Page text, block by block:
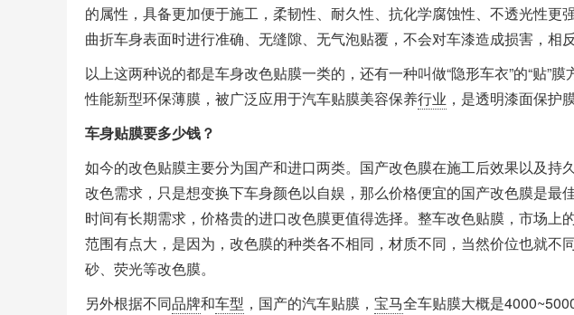
的属性，具备更加便于施工，柔韧性、耐久性、抗化学腐蚀性、不透光性更
曲折车身表面时进行准确、无缝隙、无气泡贴覆，不会对车漆造成损害，相
以上这两种说的都是车身改色贴膜一类的，还有一种叫做“隐形车衣”的“贴”
性能新型环保薄膜，被广泛应用于汽车贴膜美容保养行业 ，是透明漆面保护
车身贴膜要多少钱？
如今的改色贴膜主要分为国产和进口两类。国产改色膜在施工后效果以及持
改色需求，只是想变换下车身颜色以自娱，那么价格便宜的国产改色膜是最
时间有长期需求，价格贵的进口改色膜更值得选择。整车改色贴膜，市场上
范围有点大，是因为，改色膜的种类各不相同，材质不同，当然价位也就不
砂、荧光等改色膜。
另外根据不同品牌和车型 ，国产的汽车贴膜， 宝马全车贴膜大概是